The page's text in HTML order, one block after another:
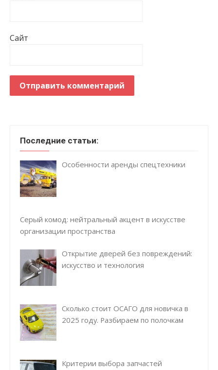
Сайт
Последние статьи:
Особенности аренды спецтехники
Серый комод: нейтральный акцент в искусстве
организации пространства
Открытие дверей без повреждений:
искусство и технология
Сколько стоит ОСАГО для новичка в
2025 году. Разбираем по полочкам
Критерии выбора запчастей